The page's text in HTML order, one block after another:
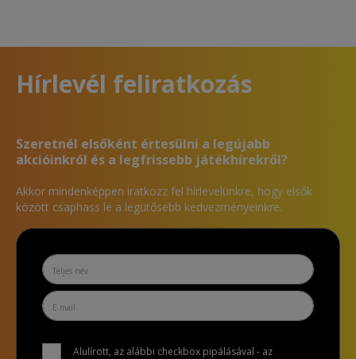
Hírlevél feliratkozás
Szeretnél elsőként értesülni a legújabb
akcióinkról és a legfrissebb játékhírekről?
Akkor mindenképpen iratkozz fel hírlevelünkre, hogy elsők
között csaphass le a legütősebb kedvezményeinkre.
Alulírott, az alábbi checkbox pipálásával - az